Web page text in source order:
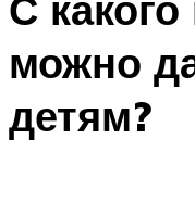
можно
детям?